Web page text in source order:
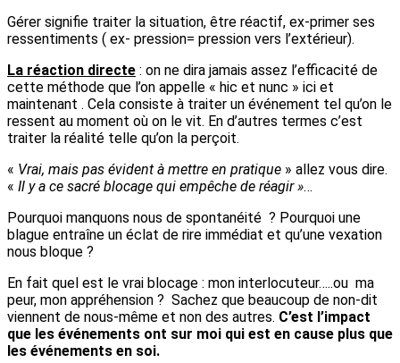
Gérer signifie traiter la situation, être réactif, ex-primer ses
ressentiments ( ex- pression= pression vers l’extérieur).
La réaction directe : on ne dira jamais assez l’efficacité de
cette méthode que l’on appelle « hic et nunc » ici et
maintenant . Cela consiste à traiter un événement tel qu’on le
ressent au moment où on le vit. En d’autres termes c’est
traiter la réalité telle qu’on la perçoit.
« Vrai, mais pas évident à mettre en pratique » allez vous dire.
« Il y a ce sacré blocage qui empêche de réagir »…
Pourquoi manquons nous de spontanéité ? Pourquoi une
blague entraîne un éclat de rire immédiat et qu’une vexation
nous bloque ?
En fait quel est le vrai blocage : mon interlocuteur…..ou ma
peur, mon appréhension ? Sachez que beaucoup de non-dit
viennent de nous-même et non des autres. C’est l’impact
que les événements ont sur moi qui est en cause plus que
les événements en soi.